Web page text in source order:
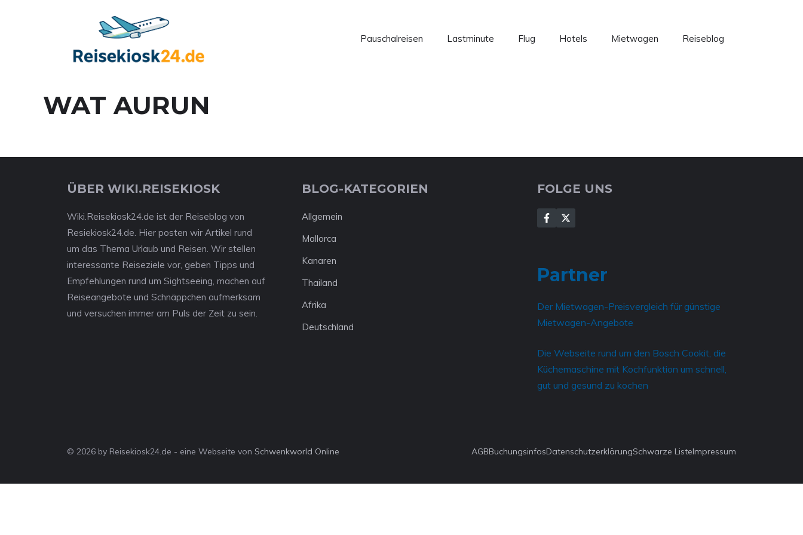
Pauschalreisen Lastminute Flug Hotels Mietwagen Reiseblog
WAT AURUN
ÜBER WIKI.REISEKIOSK
Wiki.Reisekiosk24.de ist der Reiseblog von
Resiekiosk24.de. Hier posten wir Artikel rund
um das Thema Urlaub und Reisen. Wir stellen
interessante Reiseziele vor, geben Tipps und
Empfehlungen rund um Sightseeing, machen auf
Reiseangebote und Schnäppchen aufmerksam
und versuchen immer am Puls der Zeit zu sein.
BLOG-KATEGORIEN
Allgemein
Mallorca
Kanaren
Thailand
Afrika
Deutschland
FOLGE UNS
Partner
Der Mietwagen-Preisvergleich für günstige
Mietwagen-Angebote
Die Webseite rund um den Bosch Cookit, die
Küchemaschine mit Kochfunktion um schnell,
gut und gesund zu kochen
© 2026 by Reisekiosk24.de - eine Webseite von Schwenkworld Online AGBBuchungsinfosDatenschutzerklärungSchwarze ListeImpressum